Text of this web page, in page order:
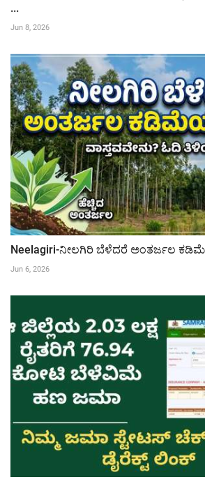
...
Jun 8, 2026
Neelagiri-ನೀಲಗಿರಿ ಬೆಳೆದರೆ ಅಂತರ್ಜಲ
Jun 6, 2026